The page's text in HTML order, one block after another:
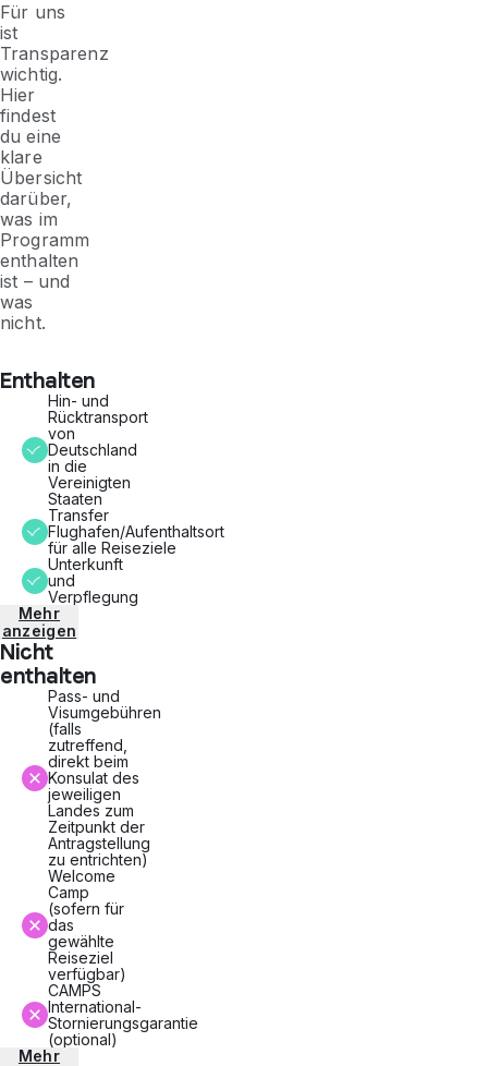
Für uns
ist
Transparenz
wichtig.
Hier
findest
du eine
klare
Übersicht
darüber,
was im
Programm
enthalten
ist – und
was
nicht.
Enthalten
Hin- und
Rücktransport
von
Deutschland
in die
Vereinigten
Staaten
Transfer
Flughafen/Aufenthaltsort
für alle Reiseziele
Unterkunft
und
Verpflegung
Mehr
anzeigen
Nicht
enthalten
Pass- und
Visumgebühren
(falls
zutreffend,
direkt beim
Konsulat des
jeweiligen
Landes zum
Zeitpunkt der
Antragstellung
zu entrichten)
Welcome
Camp
(sofern für
das
gewählte
Reiseziel
verfügbar)
CAMPS
International-
Stornierungsgarantie
(optional)
Mehr